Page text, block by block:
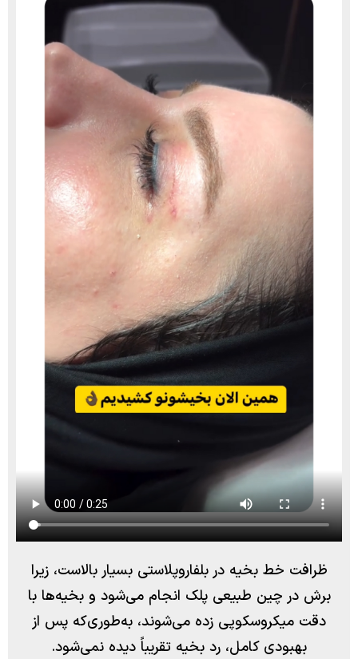
ظرافت خط بخیه در بلفاروپلاستی بسیار بالاست، زیرا
برش در چین طبیعی پلک انجام می‌شود و بخیه‌ها با
دقت میکروسکوپی زده می‌شوند، به‌طوری‌که پس از
بهبودی کامل، رد بخیه تقریباً دیده نمی‌شود.